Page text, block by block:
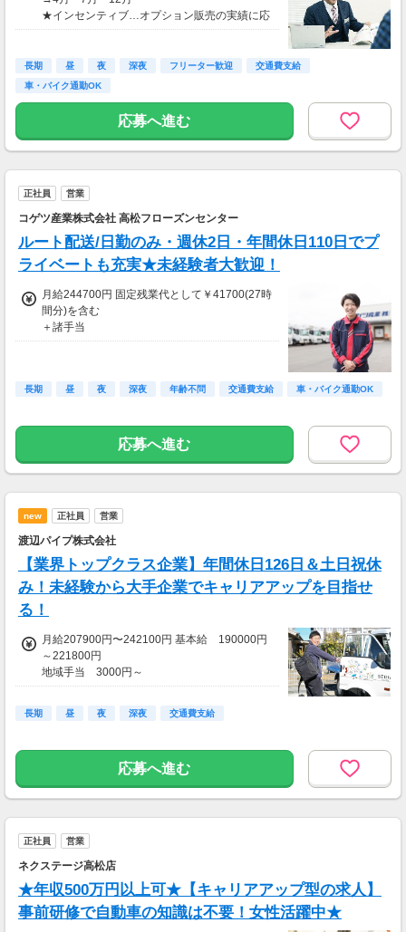
・確定拠出年金(DC)制度あり
・退職金制度あり
★インセンティブ…オプション販売の実績に応
じて支給
■家族手当(配偶者3000円／月、子一人2000円
■時間外手当(全額支給)
長期 昼 夜 深夜 フリーター歓迎
交通費支給
車・バイク通勤OK
応募へ進む
正社員 営業
コゲツ産業株式会社 高松フローズンセンター
ルート配送/日勤のみ・週休2日・年間休日110日でプ
ライベートも充実★未経験者大歓迎！
月給244700円 固定残業代として￥41700(27時
間分)を含む
＋諸手当
● 交通費支給(月3万円まで)
● 家族手当(配偶者／月8000円、子1人につき／
● 住宅手当(月1万2000円)※既婚者のみ
長期 昼 夜 深夜 年齢不問 交通費支給 車・バイク通勤OK
応募へ進む
new 正社員 営業
渡辺パイプ株式会社
【業界トップクラス企業】年間休日126日＆土日祝休
み！未経験から大手企業でキャリアアップを目指せ
る！
月給207900円〜242100円 基本給 190000円
～221800円
地域手当 3000円～
※固定残業代を含む：14900円～17300円 /10h
分は別途支給する
＜各種手当＞
・交通費支給(月100000円までの実費)
・残業手当
・家族手当(配偶者10000円、子10000円/人)
昇給あり：年1回
賞与あり：年2回
長期 昼 夜 深夜 交通費支給
応募へ進む
正社員 営業
ネクステージ高松店
★年収500万円以上可★【キャリアアップ型の求人】
事前研修で自動車の知識は不要！女性活躍中★